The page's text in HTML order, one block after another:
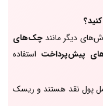
دیگر مانند چک‌های
پیش‌پرداخت استفاده
پول نقد هستند و ریسک